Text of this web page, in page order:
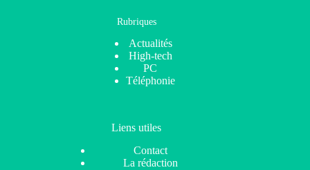
Rubriques
Actualités
High-tech
PC
Téléphonie
Liens utiles
Contact
La rédaction